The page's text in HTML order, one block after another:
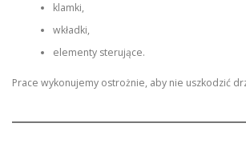
klamki,
wkładki,
elementy sterujące.
Prace wykonujemy ostrożnie, aby nie uszkodzić